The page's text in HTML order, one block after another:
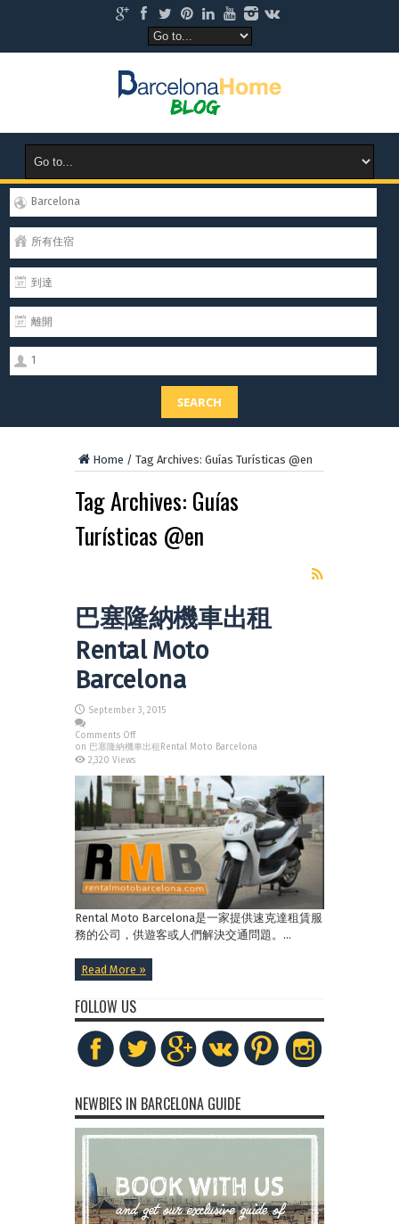
Barcelona
所有住宿
1
SEARCH
Home / Tag Archives: Guías Turísticas @en
Tag Archives: Guías
Turísticas @en
巴塞隆納機車出租
Rental Moto
Barcelona
September 3, 2015
Comments Off
on 巴塞隆納機車出租Rental Moto Barcelona
2,320 Views
Rental Moto Barcelona是一家提供速克達租賃服
務的公司，供遊客或人們解決交通問題。...
Read More »
FOLLOW US
NEWBIES IN BARCELONA GUIDE